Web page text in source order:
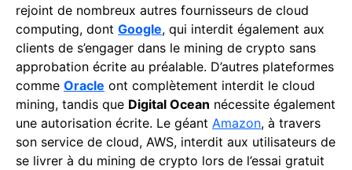
rejoint de nombreux autres fournisseurs de cloud
computing, dont Google, qui interdit également aux
clients de s’engager dans le mining de crypto sans
approbation écrite au préalable. D’autres plateformes
comme Oracle ont complètement interdit le cloud
mining, tandis que Digital Ocean nécessite également
une autorisation écrite. Le géant Amazon, à travers
son service de cloud, AWS, interdit aux utilisateurs de
se livrer à du mining de crypto lors de l’essai gratuit